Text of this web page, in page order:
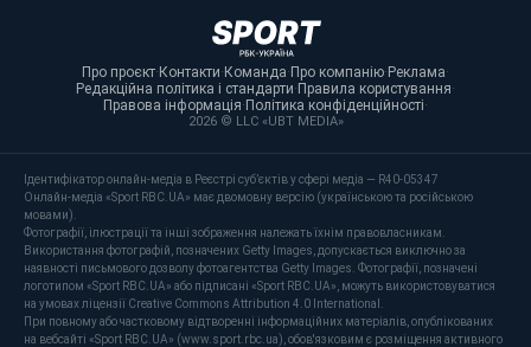
Про проєкт·Контакти·Команда·Про компанію·Реклама·
Редакційна політика і стандарти·Правила користування·
Правова інформація·Політика конфіденційності·
2026 © LLC «UBT MEDIA»
Ідентифікатор онлайн-медіа в Реєстрі суб’єктів у сфері медіа — R40-05347
Онлайн-медіа «Sport RBC.UA» має двомовну версію (українською та російською
мовами).
Фотографії, ілюстрації та інші зображення належать їхнім правовласникам.
Використання фотографій, позначених Getty Images, допускається виключно за
наявності письмового дозволу фотоагентства Getty Images. Фотографії, позначені
логотипом «Sport RBC.UA» або підписані «Sport RBC.UA», можуть використовуватися
на умовах ліцензії Creative Commons Attribution 4.0 International.
При повному або частковому відтворенні інформаційних матеріалів, опублікованих
на вебсайті «Sport RBC.UA» (www.sport.rbc.ua), обов'язковим є розміщення активного